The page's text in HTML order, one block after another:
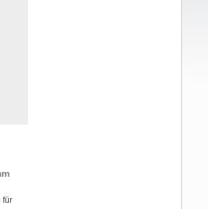
für